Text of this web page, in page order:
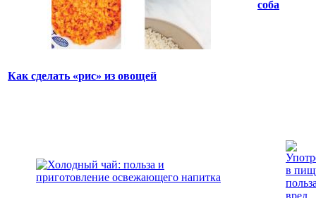
Как сделать «рис» из овощей
соба